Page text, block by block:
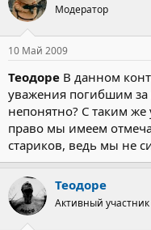
Модератор
10 Май 2009
Теодоре В данном
уважения погибшим за
непонятно? С таким же
право мы имеем
стариков, ведь мы не
Теодоре
Активный участник